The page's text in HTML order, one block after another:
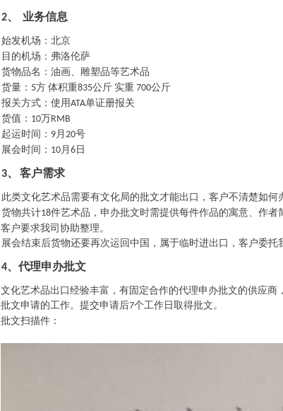
2、 业务信息
始发机场：北京
目的机场：弗洛伦萨
货物品名：油画、雕塑品等艺术品
货量： 5方 体积重835公斤 实重 700公斤
报关方式：使用ATA单证册报关
货值： 10万RMB
起运时间： 9月 20号
展会时间： 10月 6 日
3、 客户需求
此类文化艺术品需要有文化局的批文才能出口，客户不清楚如何
货物共计18件艺术品，申办批文时需提供每件作品的寓意、作者
客户要求我司协助整理。
展会结束后货物还要再次运回中国，属于临时进出口，客户委托
4、 代理申办批文
文化艺术品出口经验丰富，有固定合作的代理申办批文的供应
批文申请的工作。提交申请后7个工作日取得批文。
批文扫描件：